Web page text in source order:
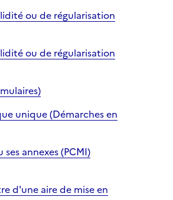
ou de régularisation
ou de régularisation
unique (Démarches en
annexes (PCMI)
d'une aire de mise en